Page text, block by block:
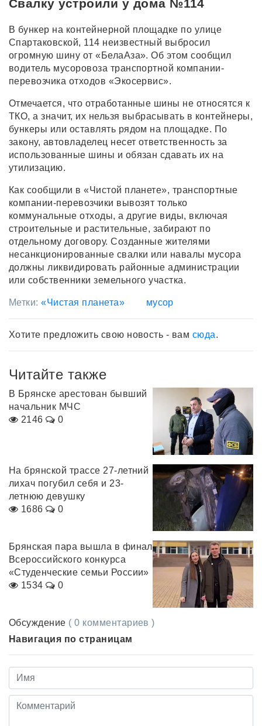
Свалку устроили у дома №114
В бункер на контейнерной площадке по улице
Спартаковской, 114 неизвестный выбросил
огромную шину от «БелаАза». Об этом сообщил
водитель мусоровоза транспортной компании-
перевозчика отходов «Экосервис».
Отмечается, что отработанные шины не относятся к
ТКО, а значит, их нельзя выбрасывать в контейнеры,
бункеры или оставлять рядом на площадке. По
закону, автовладелец несет ответственность за
использованные шины и обязан сдавать их на
утилизацию.
Как сообщили в «Чистой планете», транспортные
компании-перевозчики вывозят только
коммунальные отходы, а другие виды, включая
строительные и растительные, забирают по
отдельному договору. Созданные жителями
несанкционированные свалки или навалы мусора
должны ликвидировать районные администрации
или собственники земельного участка.
Метки:«Чистая планета» мусор
Хотите предложить свою новость - вам сюда.
Читайте также
В Брянске арестован бывший
начальник МЧС
2146
0
На брянской трассе 27-летний
лихач погубил себя и 23-
летнюю девушку
1686
0
Брянская пара вышла в финал
Всероссийского конкурса
«Студенческие семьи России»
1534
0
Обсуждение ( 0 комментариев )
Навигация по страницам